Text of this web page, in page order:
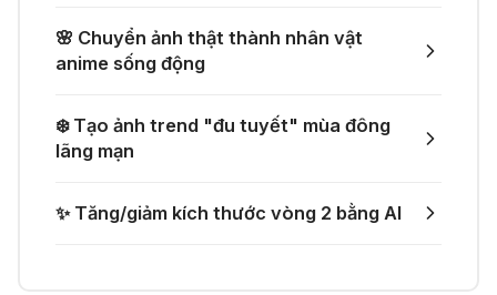
04 Thg 07 2026
Plus miễn phí
03 Thg 07 2026
🎁 Nhận miễn phí DeepSeek V4 Pro
🌟 Augment AI Agent - Trợ thủ đắc
ghi âm thành văn bản
🌸 Chuyển ảnh thật thành nhân vật
anime sống động
❄️ Tạo ảnh trend "đu tuyết" mùa đông
lãng mạn
✨ Tăng/giảm kích thước vòng 2 bằng AI